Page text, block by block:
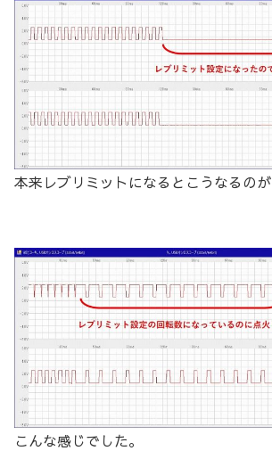
本来レブリミットになるとこうなるのが
こんな感じでした。